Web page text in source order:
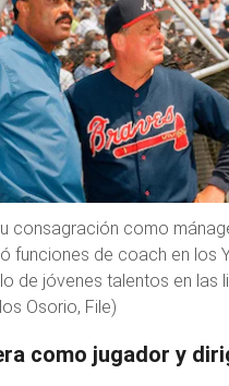
consagración como
funciones de coach en los
de jóvenes talentos en las
Osorio, File)
como jugador y